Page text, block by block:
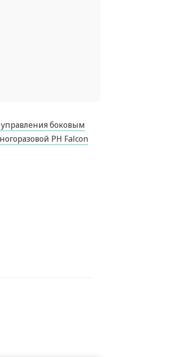
боковым
РН Falcon